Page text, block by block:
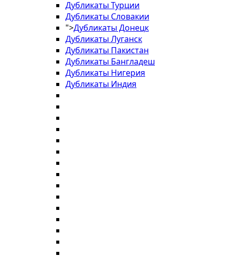
Дубликаты Турции
Дубликаты Словакии
">Дубликаты Донецк
Дубликаты Луганск
Дубликаты Пакистан
Дубликаты Бангладеш
Дубликаты Нигерия
Дубликаты Индия